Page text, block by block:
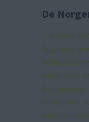
De
5-sterren
Bijzonder
Wellness
Goed weer
Verwarmd
Gelegen in